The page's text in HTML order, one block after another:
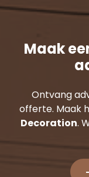
Maak
Ontvang
offerte. Maak
Decoration.